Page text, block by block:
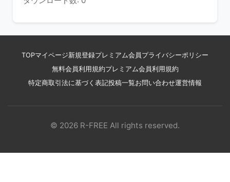
TOPマイページ新規登録プレミアム会員 プライバシーポリシー
無料会員利用規約プレミアム会員利用規約
特定商取引法に基づく表記投稿一覧お問い合わせ運営情報
© 2026 R-FREE All rights reserved.